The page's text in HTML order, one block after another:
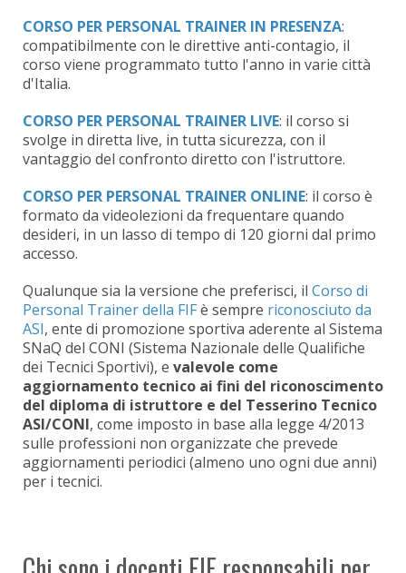
CORSO PER PERSONAL TRAINER IN PRESENZA:
compatibilmente con le direttive anti-contagio, il
corso viene programmato tutto l'anno in varie città
d'Italia.
CORSO PER PERSONAL TRAINER LIVE: il corso si
svolge in diretta live, in tutta sicurezza, con il
vantaggio del confronto diretto con l'istruttore.
CORSO PER PERSONAL TRAINER ONLINE: il corso è
formato da videolezioni da frequentare quando
desideri, in un lasso di tempo di 120 giorni dal primo
accesso.
Qualunque sia la versione che preferisci, il Corso di
Personal Trainer della FIFè sempre riconosciuto da
ASI, ente di promozione sportiva aderente al Sistema
SNaQ del CONI (Sistema Nazionale delle Qualifiche
dei Tecnici Sportivi), e valevole come
aggiornamento tecnico ai fini del riconoscimento
del diploma di istruttore e del Tesserino Tecnico
ASI/CONI, come imposto in base alla legge 4/2013
sulle professioni non organizzate che prevede
aggiornamenti periodici (almeno uno ogni due anni)
per i tecnici.